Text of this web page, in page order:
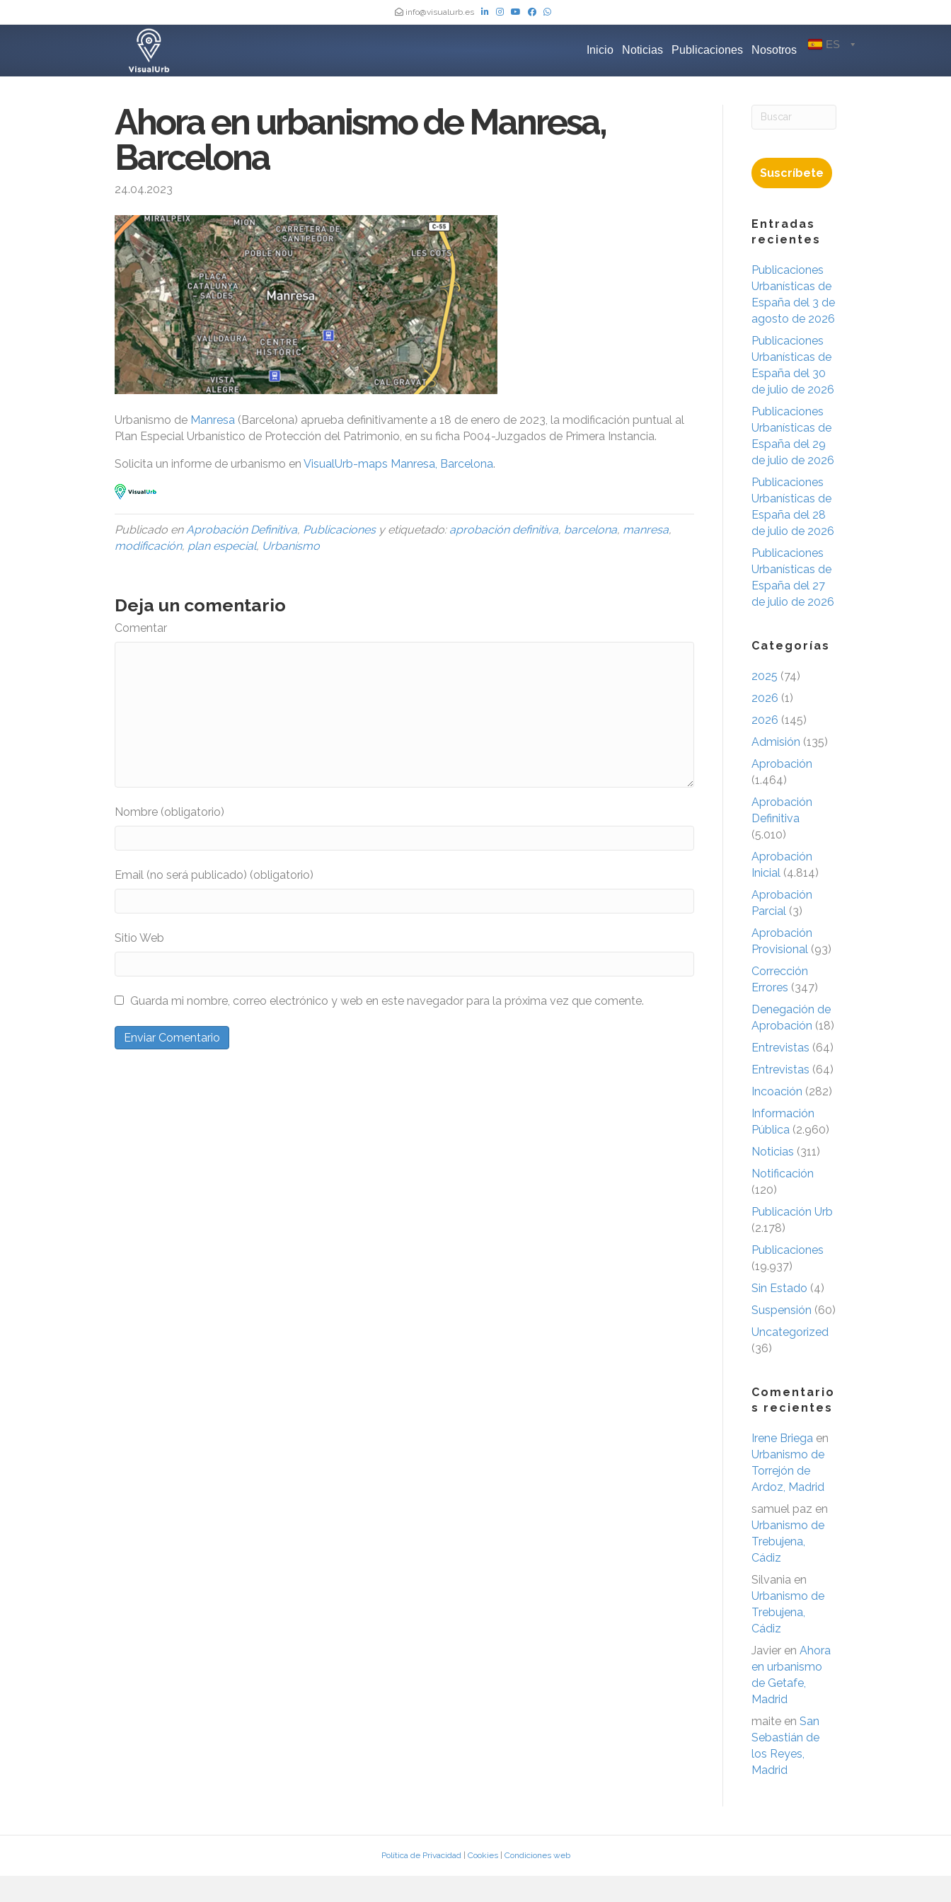
info@visualurb.es
Inicio Noticias Publicaciones Nosotros ES
Ahora en urbanismo de Manresa,
Barcelona
24.04.2023
Urbanismo de Manresa (Barcelona) aprueba definitivamente a 18 de enero de 2023, la modificación puntual al
Plan Especial Urbanístico de Protección del Patrimonio, en su ficha P004-Juzgados de Primera Instancia.
Solicita un informe de urbanismo en VisualUrb-maps Manresa, Barcelona.
Publicado enAprobación Definitiva, Publicacionesy etiquetado: aprobación definitiva, barcelona, manresa,
modificación, plan especial, Urbanismo
Deja un comentario
Comentar
Nombre (obligatorio)
Email (no será publicado) (obligatorio)
Sitio Web
Guarda mi nombre, correo electrónico y web en este navegador para la próxima vez que comente.
Suscríbete
Entradas
recientes
Publicaciones
Urbanísticas de
España del 3 de
agosto de 2026
Publicaciones
Urbanísticas de
España del 30
de julio de 2026
Publicaciones
Urbanísticas de
España del 29
de julio de 2026
Publicaciones
Urbanísticas de
España del 28
de julio de 2026
Publicaciones
Urbanísticas de
España del 27
de julio de 2026
Categorías
2025 (74)
2026 (1)
2026 (145)
Admisión (135)
Aprobación
(1.464)
Aprobación
Definitiva
(5.010)
Aprobación
Inicial (4.814)
Aprobación
Parcial (3)
Aprobación
Provisional (93)
Corrección
Errores (347)
Denegación de
Aprobación (18)
Entrevistas (64)
Entrevistas (64)
Incoación (282)
Información
Pública (2.960)
Noticias (311)
Notificación
(120)
Publicación Urb
(2.178)
Publicaciones
(19.937)
Sin Estado (4)
Suspensión (60)
Uncategorized
(36)
Comentario
s recientes
Irene Briega en
Urbanismo de
Torrejón de
Ardoz, Madrid
samuel paz en
Urbanismo de
Trebujena,
Cádiz
Silvania en
Urbanismo de
Trebujena,
Cádiz
Javier en Ahora
en urbanismo
de Getafe,
Madrid
maite en San
Sebastián de
los Reyes,
Madrid
Política de Privacidad| Cookies| Condiciones web